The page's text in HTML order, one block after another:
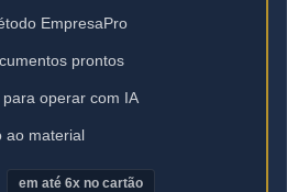
EmpresaPro
prontos
operar com IA
ao material
em até 6x no cartão